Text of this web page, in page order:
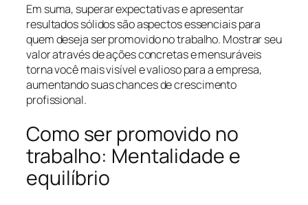
Em suma, superar expectativas e apresentar
resultados sólidos são aspectos essenciais para
quem deseja ser promovido no trabalho. Mostrar seu
valor através de ações concretas e mensuráveis
torna você mais visível e valioso para a empresa,
aumentando suas chances de crescimento
profissional.
Como ser promovido no
trabalho: Mentalidade e
equilíbrio